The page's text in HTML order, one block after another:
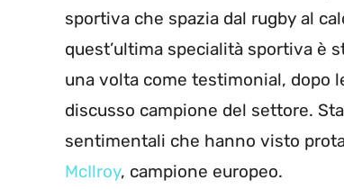
sportiva che spazia dal rugby al
quest’ultima specialità sportiva è
una volta come testimonial, dopo
discusso campione del settore.
sentimentali che hanno visto
McIlroy, campione europeo.